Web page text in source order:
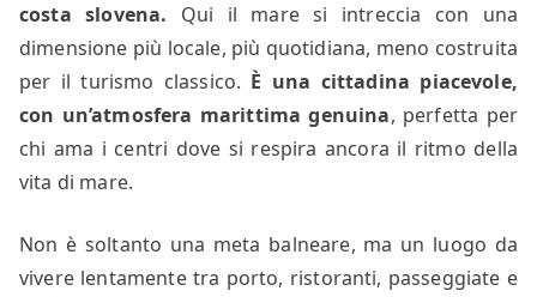
costa slovena. Qui il mare si intreccia con una
dimensione più locale, più quotidiana, meno costruita
per il turismo classico. È una cittadina piacevole,
con un’atmosfera marittima genuina, perfetta per
chi ama i centri dove si respira ancora il ritmo della
vita di mare.
Non è soltanto una meta balneare, ma un luogo da
vivere lentamente tra porto, ristoranti, passeggiate e